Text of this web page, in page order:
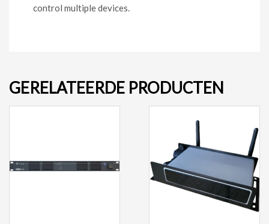
control multiple devices.
GERELATEERDE PRODUCTEN